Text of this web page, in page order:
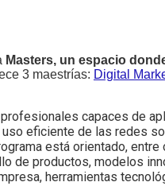
Masters, un espacio
3 maestrías: Digital
capaces de
eficiente de las redes
está orientado,
de productos, modelos
herramientas